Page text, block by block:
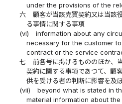
under the provisions of the
六
顧客が当該売買契約又は当該
る事情に関する事項
(vi)
information about any
necessary for the customer
contract or the service
七
前各号に掲げるもののほか、
契約に関する事項であつて、顧
供を受ける者の判断に影響を及
(vii)
beyond what is stated in
material information about